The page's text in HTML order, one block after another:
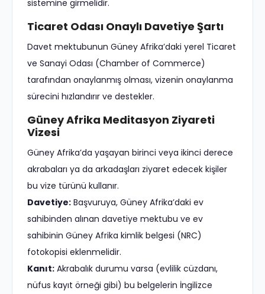
sistemine girmelidir.
Ticaret Odası Onaylı Davetiye Şartı
Davet mektubunun Güney Afrika’daki yerel Ticaret
ve Sanayi Odası (Chamber of Commerce)
tarafından onaylanmış olması, vizenin onaylanma
sürecini hızlandırır ve destekler.
Güney Afrika Meditasyon Ziyareti
Vizesi
Güney Afrika’da yaşayan birinci veya ikinci derece
akrabaları ya da arkadaşları ziyaret edecek kişiler
bu vize türünü kullanır.
Davetiye: Başvuruya, Güney Afrika’daki ev
sahibinden alınan davetiye mektubu ve ev
sahibinin Güney Afrika kimlik belgesi (NRC)
fotokopisi eklenmelidir.
Kanıt: Akrabalık durumu varsa (evlilik cüzdanı,
nüfus kayıt örneği gibi) bu belgelerin İngilizce